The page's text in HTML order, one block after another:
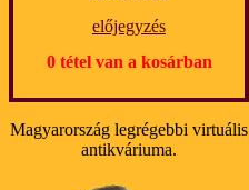
előjegyzés
0 tétel van a kosárban
Magyarország legrégebbi virtuális
antikváriuma.